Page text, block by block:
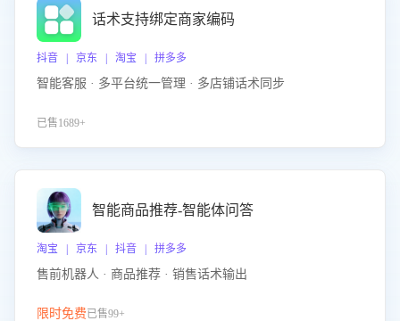
话术支持绑定商家编码
抖音 | 京东 | 淘宝 | 拼多多
智能客服 · 多平台统一管理 · 多店铺话术同步
已售1689+
智能商品推荐-智能体问答
淘宝 | 京东 | 抖音 | 拼多多
售前机器人 · 商品推荐 · 销售话术输出
限时免费已售99+